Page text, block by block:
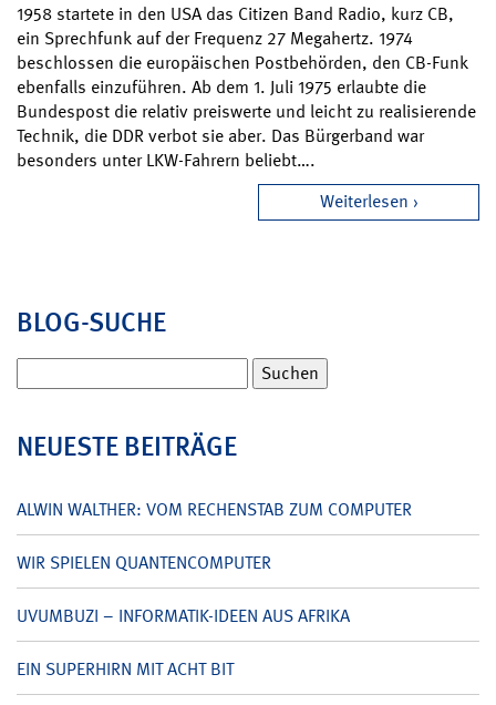
1958 startete in den USA das Citizen Band Radio, kurz CB,
ein Sprechfunk auf der Frequenz 27 Megahertz. 1974
beschlossen die europäischen Postbehörden, den CB-Funk
ebenfalls einzuführen. Ab dem 1. Juli 1975 erlaubte die
Bundespost die relativ preiswerte und leicht zu realisierende
Technik, die DDR verbot sie aber. Das Bürgerband war
besonders unter LKW-Fahrern beliebt….
Weiterlesen
BLOG-SUCHE
nach:
NEUESTE BEITRÄGE
ALWIN WALTHER: VOM RECHENSTAB ZUM COMPUTER
WIR SPIELEN QUANTENCOMPUTER
UVUMBUZI – INFORMATIK-IDEEN AUS AFRIKA
EIN SUPERHIRN MIT ACHT BIT